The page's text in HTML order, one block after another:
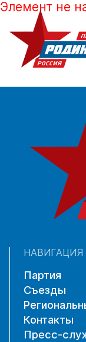
Элемент не
НАВИГАЦИЯ
Партия
Съезды
Контакты
Пресс-